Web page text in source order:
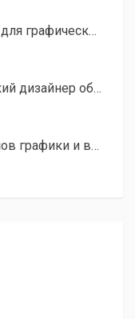
Лучшие программы для графического дизайна: выбор и секреты использования
Может ли графический дизайнер обойтись без умения рисовать?
7 основных принципов графики и верстки, которые должен знать каждый дизайнер